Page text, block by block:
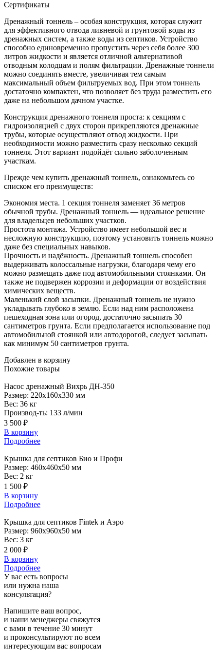
Сертификаты
Дренажный тоннель – особая конструкция, которая служит
для эффективного отвода ливневой и грунтовой воды из
дренажных систем, а также воды из септиков. Устройство
способно единовременно пропустить через себя более 300
литров жидкости и является отличной альтернативой
отводным колодцам и полям фильтрации. Дренажные тоннели
можно соединять вместе, увеличивая тем самым
максимальный объем фильтруемых вод. При этом тоннель
достаточно компактен, что позволяет без труда разместить его
даже на небольшом дачном участке.
Конструкция дренажного тоннеля проста: к секциям с
гидроизоляцией с двух сторон прикрепляются дренажные
трубы, которые осуществляют отвод жидкости. При
необходимости можно разместить сразу несколько секций
тоннеля. Этот вариант подойдёт сильно заболоченным
участкам.
Прежде чем купить дренажный тоннель, ознакомьтесь со
списком его преимуществ:
Экономия места. 1 секция тоннеля заменяет 36 метров
обычной трубы. Дренажный тоннель — идеальное решение
для владельцев небольших участков.
Простота монтажа. Устройство имеет небольшой вес и
несложную конструкцию, поэтому установить тоннель можно
даже без специальных навыков.
Прочность и надёжность. Дренажный тоннель способен
выдерживать колоссальные нагрузки, благодаря чему его
можно размещать даже под автомобильными стоянками. Он
также не подвержен коррозии и деформации от воздействия
химических веществ.
Маленький слой засыпки. Дренажный тоннель не нужно
укладывать глубоко в землю. Если над ним расположена
пешеходная зона или огород, достаточно засыпать 30
сантиметров грунта. Если предполагается использование под
автомобильной стоянкой или автодорогой, следует засыпать
как минимум 50 сантиметров грунта.
Добавлен в корзину
Похожие товары
Насос дренажный Вихрь ДН-350
Размер: 220x160x330 мм
Вес: 36 кг
Производ-ть: 133 л/мин
3 500 ₽
В корзину
Подробнее
Крышка для септиков Био и Профи
Размер: 460x460x50 мм
Вес: 2 кг
1 500 ₽
В корзину
Подробнее
Крышка для септиков Fintek и Аэро
Размер: 960x960x50 мм
Вес: 3 кг
2 000 ₽
В корзину
Подробнее
У вас есть вопросы
или нужна наша
консультация?
Напишите ваш вопрос,
и наши менеджеры свяжутся
с вами в течение 30 минут
и проконсультируют по всем
интересующим вас вопросам